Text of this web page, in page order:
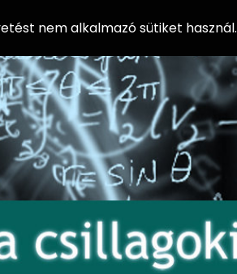
nem alkalmazó sütiket használ.